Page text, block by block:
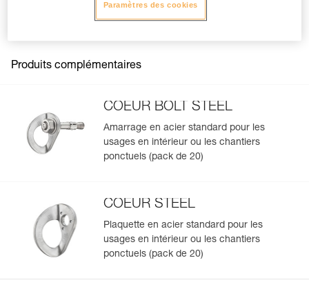
Conditionnement : 1
Longueur de perçage : 9,5 cm
Conditionnement : 1
Gérer et inspecter facilement votre EPI
s'afficheront automatiquement.
Importez et exportez facilement vos données EPI
existantes.
Voir l'historique d'un produit à partir de sa date de
Autres produits
Produits complémentaires
COEUR BOLT STEEL
Amarrage en acier standard pour les
usages en intérieur ou les chantiers
ponctuels (pack de 20)
COEUR STEEL
Plaquette en acier standard pour les
usages en intérieur ou les chantiers
ponctuels (pack de 20)
Paramètres des cookies